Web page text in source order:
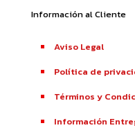
Información al Cliente
Aviso Legal
Política de
Términos y
Información